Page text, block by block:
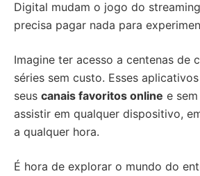
Digital mudam o jogo do
precisa pagar nada para
Imagine ter acesso a centenas de
séries sem custo. Esses
seus canais favoritos online e
assistir em qualquer dispositivo,
a qualquer hora.
É hora de explorar o mundo do